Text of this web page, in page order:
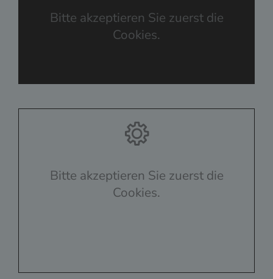
Bitte akzeptieren Sie zuerst die
Cookies.
Bitte akzeptieren Sie zuerst die
Cookies.